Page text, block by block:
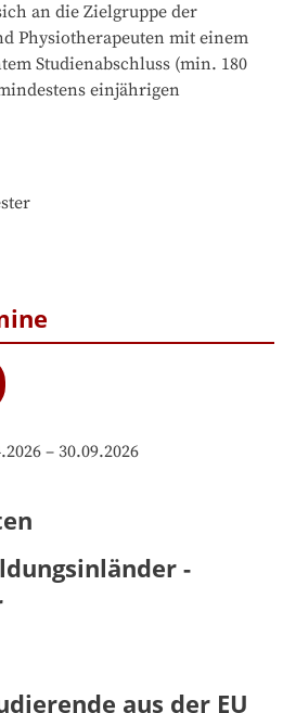
an die Zielgruppe der
Physiotherapeuten mit einem
Studienabschluss (min. 180
einjährigen
– 30.09.2026
-
aus der EU